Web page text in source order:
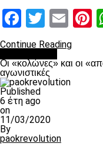
Facebook
Twitter
Continue Reading
Οι «κολώνες» και οι
αγωνιστικές
Published
6 έτη ago
on
11/03/2020
By
paokrevolution